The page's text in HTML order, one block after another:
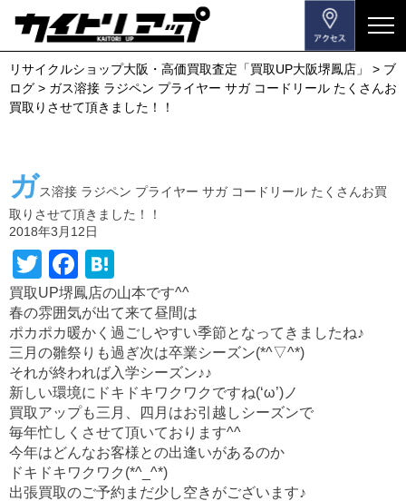
メ
ニ
ュ
ー
す
リサイクルショップ大阪・高価買取査定「買取UP大阪堺鳳店」 > ブ
ログ > ガス溶接 ラジペン プライヤー サガ コードリール たくさんお
買取りさせて頂きました！！
ガス溶接 ラジペン プライヤー サガ コードリール たくさんお買
取りさせて頂きました！！
2018年3月12日
T
wi
tt
er
F
a
c
e
b
o
o
k
at
e
n
a
買取UP堺鳳店の山本です^^
春の雰囲気が出て来て昼間は
ポカポカ暖かく過ごしやすい季節となってきましたね♪
三月の雛祭りも過ぎ次は卒業シーズン(*^▽^*)
それが終われば入学シーズン♪♪
新しい環境にドキドキワクワクですね(‘ω’)ノ
買取アップも三月、四月はお引越しシーズンで
毎年忙しくさせて頂いております^^
今年はどんなお客様との出逢いがあるのか
ドキドキワクワク(*^_^*)
出張買取のご予約まだ少し空きがございます♪